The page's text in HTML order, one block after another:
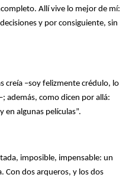
Allí vive lo mejor de mí:
y por consiguiente, sin
creía –soy felizmente crédulo, lo
además, como dicen por allá:
en algunas películas”.
imposible, impensable: un
Con dos arqueros, y los dos